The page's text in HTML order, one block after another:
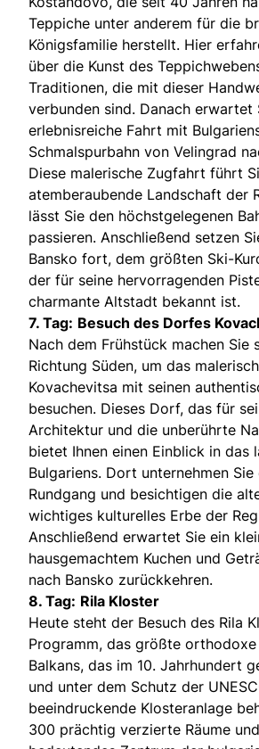
Teppiche unter anderem für die
Königsfamilie herstellt. Hier
über die Kunst des
Traditionen, die mit dieser
verbunden sind. Danach erwartet
erlebnisreiche Fahrt mit
Schmalspurbahn von Velingrad
Diese malerische Zugfahrt führt
atemberaubende Landschaft der
lässt Sie den höchstgelegenen
passieren. Anschließend setzen
Bansko fort, dem größten Ski-
der für seine hervorragenden
charmante Altstadt bekannt ist.
7. Tag: Besuch des Dorfes
Nach dem Frühstück machen Sie
Richtung Süden, um das
Kovachevitsa mit seinen
besuchen. Dieses Dorf, das für
Architektur und die unberührte
bietet Ihnen einen Einblick in das
Bulgariens. Dort unternehmen Sie
Rundgang und besichtigen die
wichtiges kulturelles Erbe der
Anschließend erwartet Sie ein
hausgemachtem Kuchen und
nach Bansko zurückkehren.
8. Tag: Rila Kloster
Heute steht der Besuch des Rila
Programm, das größte
Balkans, das im 10. Jahrhundert
und unter dem Schutz der
beeindruckende Klosteranlage
300 prächtig verzierte Räume